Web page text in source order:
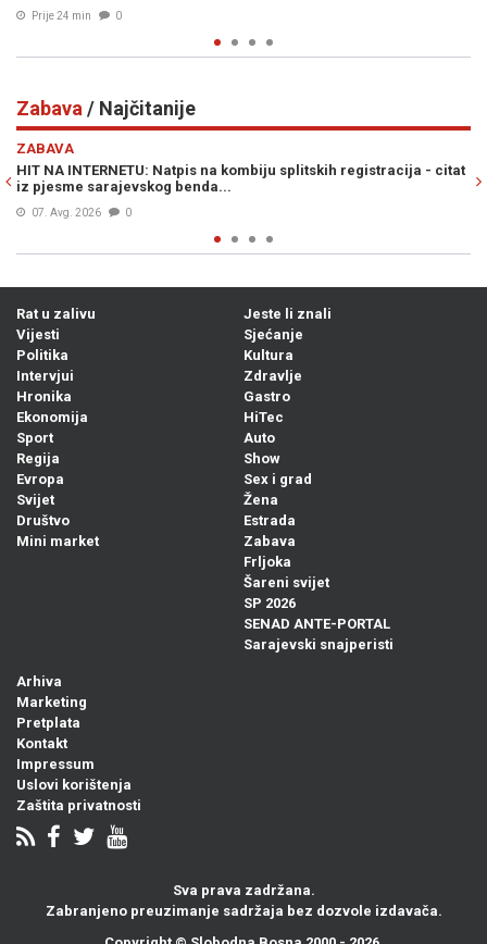
Zabava / Najčitanije
kombiju splitskih registracija - citat VIC DANA: Skupljale se pare za
Rat u zalivu
Vijesti
Politika
Intervjui
Hronika
Ekonomija
Sport
Regija
Evropa
Svijet
Društvo
Mini market
Jeste li znali
Sjećanje
Kultura
Zdravlje
Gastro
HiTec
Auto
Show
Sex i grad
Žena
Estrada
Zabava
Frljoka
Šareni svijet
SP 2026
SENAD ANTE-PORTAL
Sarajevski snajperisti
Arhiva
Marketing
Pretplata
Kontakt
Impressum
Uslovi korištenja
Zaštita privatnosti
Sva prava zadržana.
Zabranjeno preuzimanje sadržaja bez dozvole izdavača.